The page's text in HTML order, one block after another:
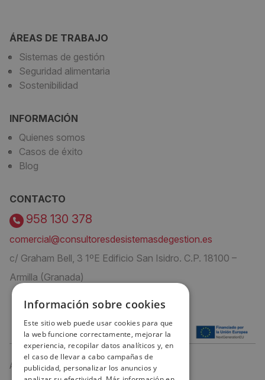
ÁREAS DE TRABAJO
Sistemas de gestión
Seguridad alimentaria
Sostenibilidad
INFORMACIÓN
Quienes somos
Casos de éxito
Blog
CONTACTO
958 130 378
comercial@consultoresdesistemasdegestion.es
c/ Graham Bell, 3 1ºE Edificio San Isidro. C.P. 18100 –
Armilla (Granada)
Aviso Legal
Información sobre cookies
Este sitio web puede usar cookies para que
la web funcione correctamente, mejorar la
experiencia, recopilar datos analíticos y, en
el caso de llevar a cabo campañas de
publicidad, personalizar los anuncios y